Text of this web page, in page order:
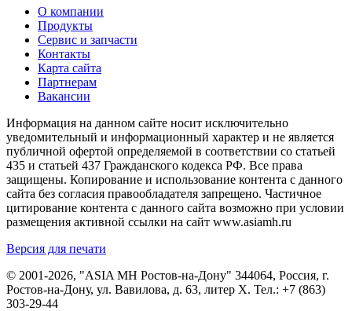
О компании
Продукты
Сервис и запчасти
Контакты
Карта сайта
Партнерам
Вакансии
Информация на данном сайте носит исключительно
уведомительный и информационный характер и не является
публичной офертой определяемой в соответствии со статьей
435 и статьей 437 Гражданского кодекса РФ. Все права
защищены. Копирование и использование контента с данного
сайта без согласия правообладателя запрещено. Частичное
цитирование контента с данного сайта возможно при условии
размещения активной ссылки на сайт www.asiamh.ru
Версия для печати
© 2001-2026, "ASIA MH Ростов-на-Дону" 344064, Россия, г.
Ростов-на-Дону, ул. Вавилова, д. 63, литер Х. Тел.: +7 (863)
303-29-44